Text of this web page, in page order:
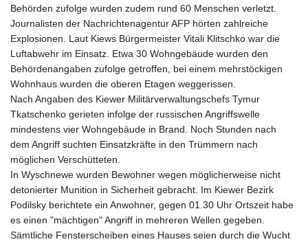
Behörden zufolge wurden zudem rund 60 Menschen verletzt.
Journalisten der Nachrichtenagentur AFP hörten zahlreiche
Explosionen. Laut Kiews Bürgermeister Vitali Klitschko war die
Luftabwehr im Einsatz. Etwa 30 Wohngebäude wurden den
Behördenangaben zufolge getroffen, bei einem mehrstöckigen
Wohnhaus wurden die oberen Etagen weggerissen.
Nach Angaben des Kiewer Militärverwaltungschefs Tymur
Tkatschenko gerieten infolge der russischen Angriffswelle
mindestens vier Wohngebäude in Brand. Noch Stunden nach
dem Angriff suchten Einsatzkräfte in den Trümmern nach
möglichen Verschütteten.
In Wyschnewe wurden Bewohner wegen möglicherweise nicht
detonierter Munition in Sicherheit gebracht. Im Kiewer Bezirk
Podilsky berichtete ein Anwohner, gegen 01.30 Uhr Ortszeit habe
es einen "mächtigen" Angriff in mehreren Wellen gegeben.
Sämtliche Fensterscheiben eines Hauses seien durch die Wucht